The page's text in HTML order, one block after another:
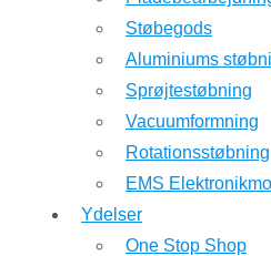
Støbegods
Aluminiums
Sprøjtestøbning
Vacuumformning
Rotationsstøbning
EMS
Ydelser
One Stop Shop